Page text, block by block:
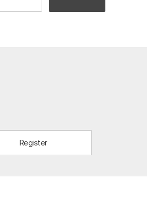
Register